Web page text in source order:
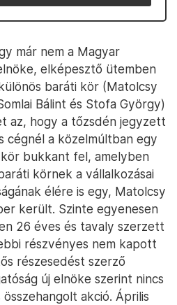
már nem a Magyar
elképesztő ütemben
baráti kör (Matolcsy
Bálint és Stofa György)
az, hogy a tőzsdén jegyzett
cégnél a közelmúltban egy
bukkant fel, amelyben
körnek a vállalkozásai
élére is egy, Matolcsy
került. Szinte egyenesen
26 éves és tavaly szerzett
részvényes nem kapott
részesedést szerző
új elnöke szerint nincs
akció. Április